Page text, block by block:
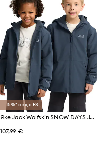
-15%* с код: FS
Яке Jack Wolfskin SNOW DAYS JKT KIDS
107,99 €